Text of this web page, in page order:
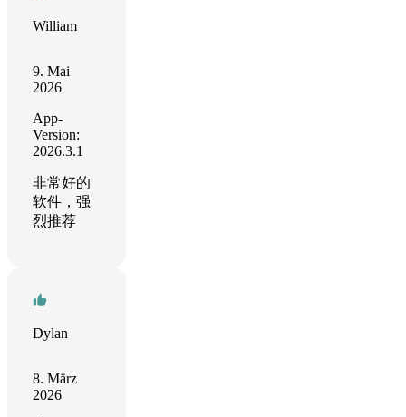
William
9. Mai
2026
App-
Version:
2026.3.1
非常好的
软件，强
烈推荐
Dylan
8. März
2026